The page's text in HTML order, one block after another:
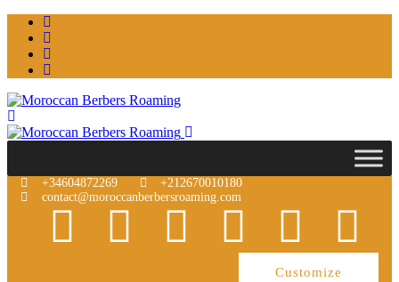
+34604872269
+212670010180
contact@moroccanberbersroaming.com
Customize